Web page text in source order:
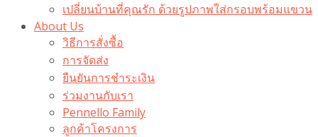
เปลี่ยนบ้านที่คุณรัก ด้วยรูปภาพใส่กรอบพร้อมแขวน​
About Us
วิธีการสั่งซื้อ
การจัดส่ง
ยืนยันการชำระเงิน
ร่วมงานกับเรา
Pennello Family
ลูกค้าโครงการ